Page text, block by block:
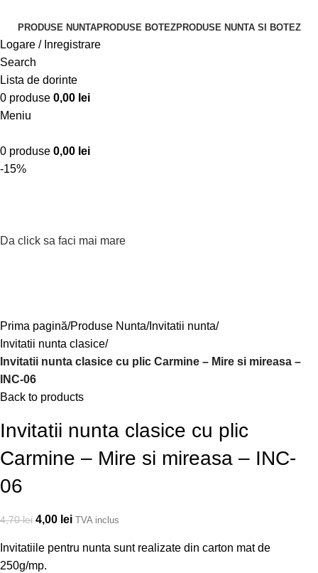
PRODUSE NUNTAPRODUSE BOTEZPRODUSE NUNTA SI BOTEZ
Logare / Inregistrare
Search
Lista de dorinte
0 produse 0,00 lei
Meniu
0 produse 0,00 lei
-15%
Da click sa faci mai mare
Prima pagină Produse Nunta Invitatii nunta
Invitatii nunta clasice
Invitatii nunta clasice cu plic Carmine – Mire si mireasa –
INC-06
Back to products
Invitatii nunta clasice cu plic
Carmine – Mire si mireasa – INC-
06
4,70lei 4,00 lei TVA inclus
Invitatiile pentru nunta sunt realizate din carton mat de
250g/mp.